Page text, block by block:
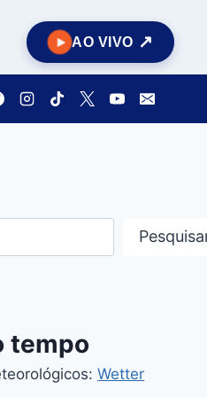
AO VIVO
tempo
Wetter